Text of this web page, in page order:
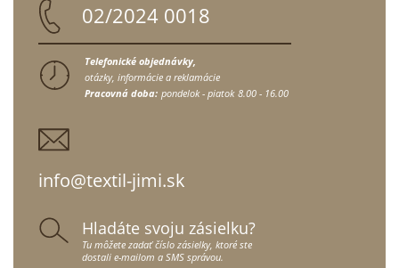
02/2024 0018
Telefonické objednávky,
otázky, informácie a reklamácie
Pracovná doba: pondelok - piatok 8.00 - 16.00
info@textil-jimi.sk
Hladáte svoju zásielku?
Tu môžete zadať číslo zásielky, ktoré ste
dostali e-mailom a SMS správou.